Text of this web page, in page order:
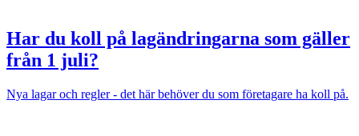
Har du koll på lagändringarna som gäller
från 1 juli?
Nya lagar och regler - det här behöver du som företagare ha koll på.